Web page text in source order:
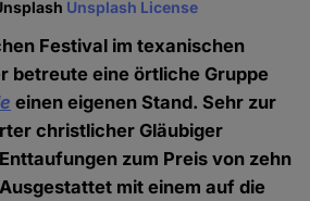
Unsplash License
Festival im texanischen
betreute eine örtliche Gruppe
einen eigenen Stand. Sehr zur
christlicher Gläubiger
zum Preis von zehn
mit einem auf die